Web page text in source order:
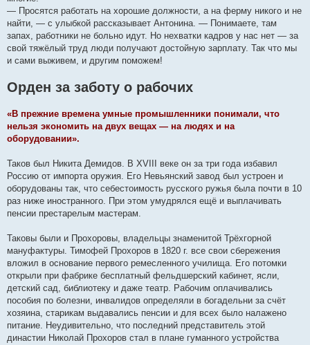
— Просятся работать на хорошие должности, а на ферму никого и не
найти, — с улыбкой рассказывает Антонина. — Понимаете, там
запах, работники не больно идут. Но нехватки кадров у нас нет — за
свой тяжёлый труд люди получают достойную зарплату. Так что мы
и сами выживем, и другим поможем!
Орден за заботу о рабочих
«В прежние времена умные промышленники понимали, что
нельзя экономить на двух вещах — на людях и на
оборудовании».
Таков был Никита Демидов. В XVIII веке он за три года избавил
Россию от импорта оружия. Его Невьянский завод был устроен и
оборудованы так, что себестоимость русского ружья была почти в 10
раз ниже иностранного. При этом умудрялся ещё и выплачивать
пенсии престарелым мастерам.
Таковы были и Прохоровы, владельцы знаменитой Трёхгорной
мануфактуры. Тимофей Прохоров в 1820 г. все свои сбережения
вложил в основание первого ремесленного училища. Его потомки
открыли при фабрике бесплатный фельдшерский кабинет, ясли,
детский сад, библиотеку и даже театр. Рабочим оплачивались
пособия по болезни, инвалидов определяли в богадельни за счёт
хозяина, старикам выдавались пенсии и для всех было налажено
питание. Неудивительно, что последний представитель этой
династии Николай Прохоров стал в плане гуманного устройства